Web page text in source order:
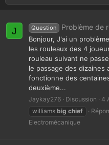
J Question Problème de
Bonjour, J'ai un
les rouleaux des 4
rouleau suivant ne
le passage des dizaines
fonctionne des
deuxième...
Jaykay276 Discussion 4
williams big chief
Electromécanique